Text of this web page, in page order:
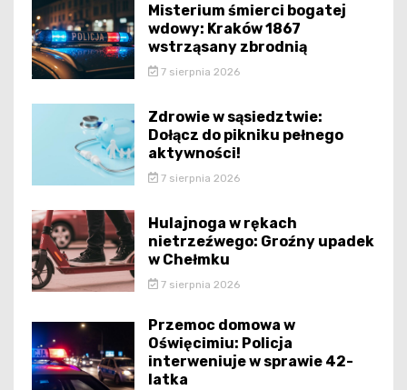
Misterium śmierci bogatej
wdowy: Kraków 1867
wstrząsany zbrodnią
7 sierpnia 2026
Zdrowie w sąsiedztwie:
Dołącz do pikniku pełnego
aktywności!
7 sierpnia 2026
Hulajnoga w rękach
nietrzeźwego: Groźny upadek
w Chełmku
7 sierpnia 2026
Przemoc domowa w
Oświęcimiu: Policja
interweniuje w sprawie 42-
latka